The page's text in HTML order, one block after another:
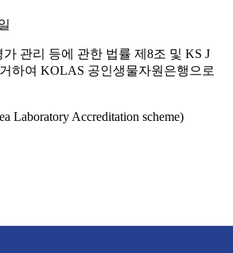
관리 등에 관한 법률 제8조 및 KS J
하여 KOLAS 공인생물자원은행으로
Laboratory Accreditation scheme)